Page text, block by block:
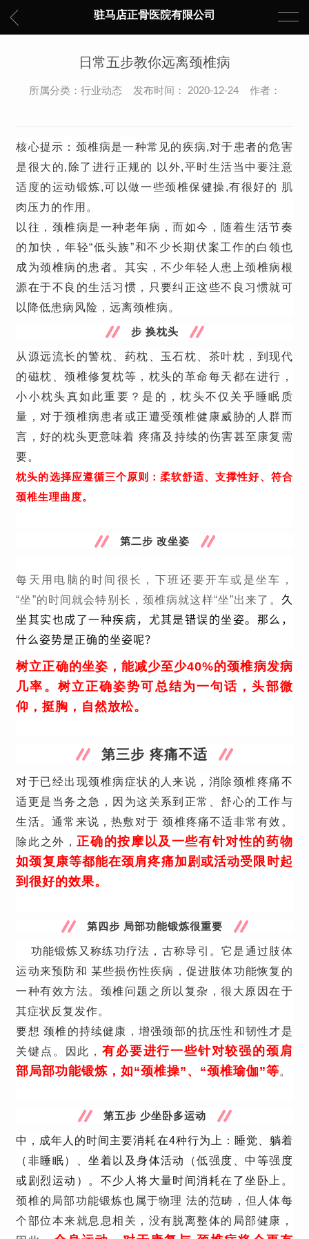
驻马店正骨医院有限公司
日常五步教你远离颈椎病
所属分类：行业动态 发布时间： 2020-12-24 作者：
核心提示：颈椎病是一种常见的疾病,对于患者的危害
是很大的,除了进行正规的 以外,平时生活当中要注意
适度的运动锻炼,可以做一些颈椎保健操,有很好的 肌
肉压力的作用。
以往，颈椎病是一种老年病，而如今，随着生活节奏
的加快，年轻“低头族”和不少长期伏案工作的白领也
成为颈椎病的患者。其实，不少年轻人患上颈椎病根
源在于不良的生活习惯，只要纠正这些不良习惯就可
以降低患病风险，远离颈椎病。
步 换枕头
从源远流长的警枕、药枕、玉石枕、茶叶枕，到现代
的磁枕、颈椎修复枕等，枕头的革命每天都在进行，
小小枕头真如此重要？是的，枕头不仅关乎睡眠质
量，对于颈椎病患者或正遭受颈椎健康威胁的人群而
言，好的枕头更意味着 疼痛及持续的伤害甚至康复需
要。
枕头的选择应遵循三个原则：柔软舒适、支撑性好、符合
颈椎生理曲度。
第二步 改坐姿
每天用电脑的时间很长，下班还要开车或是坐车 ，
“坐”的时间就会特别长，颈椎病就这样“坐”出来了。 久
坐其实也成了一种疾病，尤其是错误的坐姿。那么，
什么姿势是正确的坐姿呢？
树立正确的坐姿，能减少至少40%的颈椎病发病
几率。树立正确姿势可总结为一句话，头部微
仰，挺胸，自然放松。
第三步 疼痛不适
对于已经出现颈椎病症状的人来说，消除颈椎疼痛不
适更是当务之急，因为这关系到正常、舒心的工作与
生活。通常来说，热敷对于 颈椎疼痛不适非常有效。
除此之外， 正确的按摩以及一些有针对性的药物
如颈复康等都能在颈肩疼痛加剧或活动受限时起
到很好的效果。
第四步 局部功能锻炼很重要
功能锻炼又称练功疗法，古称导引。它是通过肢体
运动来预防和 某些损伤性疾病，促进肢体功能恢复的
一种有效方法。 颈椎问题之所以复杂，很大原因在于
其症状反复发作。
要想 颈椎的持续健康，增强颈部的抗压性和韧性才是
关键点。因此，有必要进行一些针对较强的颈肩
部局部功能锻炼，如“颈椎操”、“颈椎瑜伽”等。
第五步 少坐卧多运动
中，成年人的时间主要消耗在4种行为上：睡觉、躺着
（非睡眠）、坐着以及身体活动（低强度、中等强度
或剧烈运动）。不少人将大量时间消耗在了坐卧上 。
颈椎的局部功能锻炼也属于物理 法的范畴，但人体每
个部位本来就息息相关，没有脱离整体的局部健康，